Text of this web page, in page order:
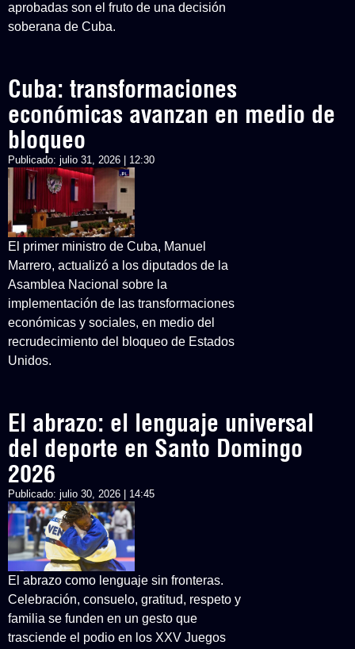
aprobadas son el fruto de una decisión
soberana de Cuba.
Cuba: transformaciones
económicas avanzan en medio de
bloqueo
Publicado: julio 31, 2026 | 12:30
El primer ministro de Cuba, Manuel
Marrero, actualizó a los diputados de la
Asamblea Nacional sobre la
implementación de las transformaciones
económicas y sociales, en medio del
recrudecimiento del bloqueo de Estados
Unidos.
El abrazo: el lenguaje universal
del deporte en Santo Domingo
2026
Publicado: julio 30, 2026 | 14:45
El abrazo como lenguaje sin fronteras.
Celebración, consuelo, gratitud, respeto y
familia se funden en un gesto que
trasciende el podio en los XXV Juegos